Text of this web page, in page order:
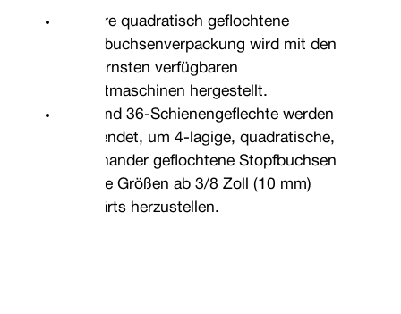
Unsere quadratisch geflochtene
Stopfbuchsenverpackung wird mit den
modernsten verfügbaren
Flechtmaschinen hergestellt.
24- und 36-Schienengeflechte werden
verwendet, um 4-lagige, quadratische,
miteinander geflochtene Stopfbuchsen
für alle Größen ab 3/8 Zoll (10 mm)
aufwärts herzustellen.